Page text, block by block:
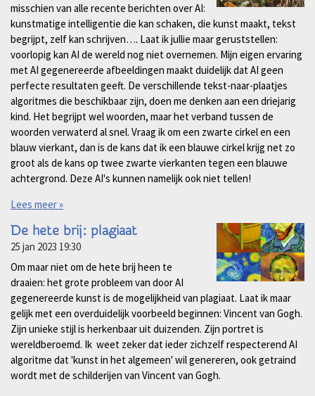
misschien van alle recente berichten over AI:
kunstmatige intelligentie die kan schaken, die kunst maakt, tekst
begrijpt, zelf kan schrijven…. Laat ik jullie maar geruststellen:
voorlopig kan AI de wereld nog niet overnemen. Mijn eigen ervaring
met AI gegenereerde afbeeldingen maakt duidelijk dat AI geen
perfecte resultaten geeft. De verschillende tekst-naar-plaatjes
algoritmes die beschikbaar zijn, doen me denken aan een driejarig
kind. Het begrijpt wel woorden, maar het verband tussen de
woorden verwaterd al snel. Vraag ik om een zwarte cirkel en een
blauw vierkant, dan is de kans dat ik een blauwe cirkel krijg net zo
groot als de kans op twee zwarte vierkanten tegen een blauwe
achtergrond. Deze AI's kunnen namelijk ook niet tellen!
Lees meer »
De hete brij: plagiaat
25 jan 2023 19:30
Om maar niet om de hete brij heen te
draaien: het grote probleem van door AI
gegenereerde kunst is de mogelijkheid van plagiaat. Laat ik maar
gelijk met een overduidelijk voorbeeld beginnen: Vincent van Gogh.
Zijn unieke stijl is herkenbaar uit duizenden. Zijn portret is
wereldberoemd. Ik weet zeker dat ieder zichzelf respecterend AI
algoritme dat 'kunst in het algemeen' wil genereren, ook getraind
wordt met de schilderijen van Vincent van Gogh.